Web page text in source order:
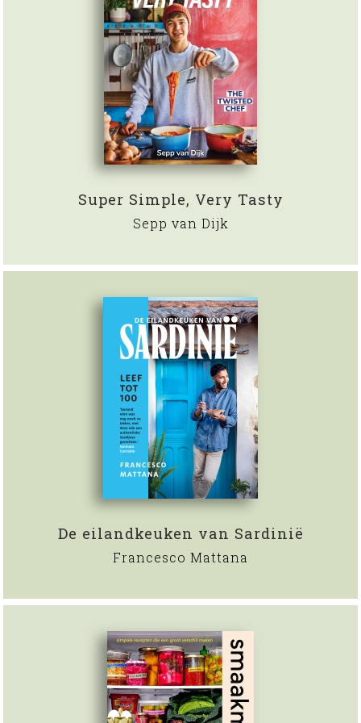
Super Simple, Very Tasty
Sepp van Dijk
De eilandkeuken van Sardinië
Francesco Mattana